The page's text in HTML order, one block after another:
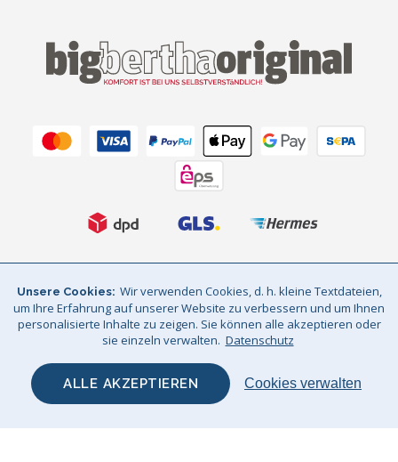
Sitemap
© Big Bertha Original 2026
Wir liefern nach deutschland und österreich / GHS Retail Ltd / Mwst:
DE310961143 / AT 74932601
Unsere Cookies
Wir verwenden Cookies, d. h. kleine Textdateien,
um Ihre Erfahrung auf unserer Website zu verbessern und um Ihnen
personalisierte Inhalte zu zeigen. Sie können alle akzeptieren oder
sie einzeln verwalten. Datenschutz
ALLE AKZEPTIEREN Cookies verwalten